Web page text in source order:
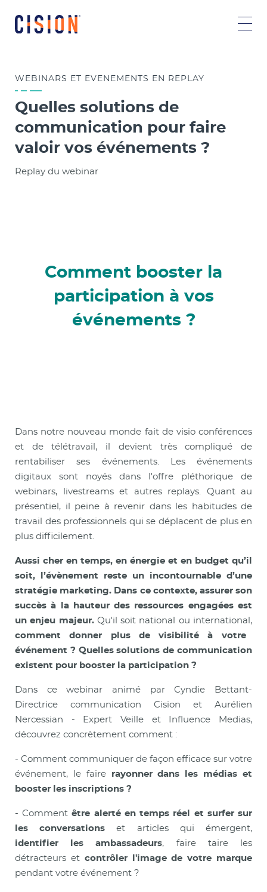
WEBINARS ET EVENEMENTS EN REPLAY
Quelles solutions de
communication pour faire
valoir vos événements ?
Replay du webinar
Comment booster la
participation à vos
événements ?
Dans notre nouveau monde fait de visio conférences
et de télétravail, il devient très compliqué de
rentabiliser ses événements. Les événements
digitaux sont noyés dans l'offre pléthorique de
webinars, livestreams et autres replays. Quant au
présentiel, il peine à revenir dans les habitudes de
travail des professionnels qui se déplacent de plus en
plus difficilement.
Aussi cher en temps, en énergie et en budget qu’il
soit, l’évènement reste un incontournable d’une
stratégie marketing. Dans ce contexte, assurer son
succès à la hauteur des ressources engagées est
un enjeu majeur. Qu'il soit national ou international,
comment donner plus de visibilité à votre
événement ? Quelles solutions de communication
existent pour booster la participation ?
Dans ce webinar animé par Cyndie Bettant-
Directrice communication Cision et Aurélien
Nercessian - Expert Veille et Influence Medias,
découvrez concrètement comment :
- Comment communiquer de façon efficace sur votre
événement, le fairerayonner dans les médias et
booster les inscriptions ?
- Commentêtre alerté en temps réel et surfer sur
les conversations et articles qui émergent,
identifier les ambassadeurs, faire taire les
détracteurs et contrôler l'image de votre marque
pendant votre événement ?